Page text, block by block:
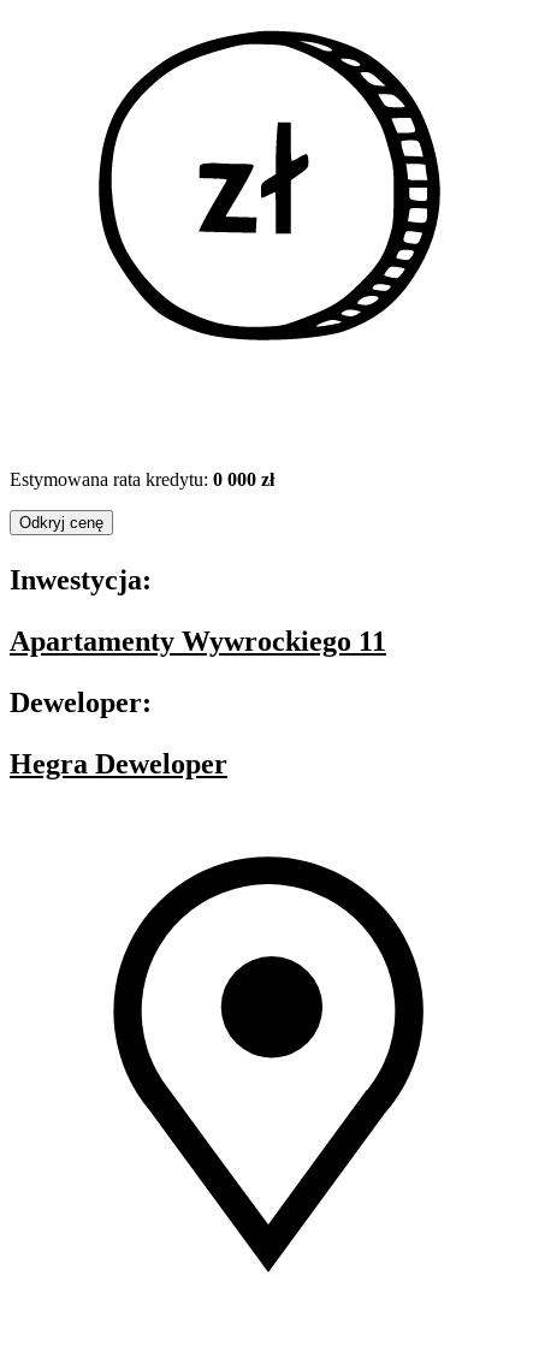
Estymowana rata kredytu: 0 000 zł
Odkryj cenę
Inwestycja:
Apartamenty Wywrockiego 11
Deweloper:
Hegra Deweloper